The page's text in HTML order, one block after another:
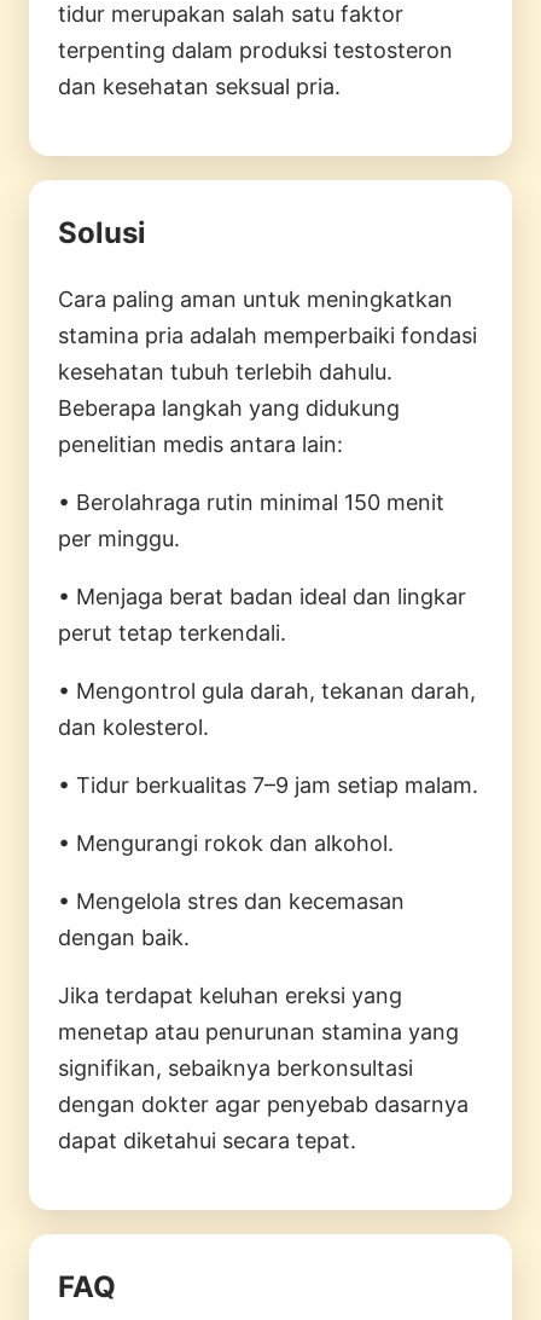
tidur merupakan salah satu faktor
terpenting dalam produksi testosteron
dan kesehatan seksual pria.
Solusi
Cara paling aman untuk meningkatkan
stamina pria adalah memperbaiki fondasi
kesehatan tubuh terlebih dahulu.
Beberapa langkah yang didukung
penelitian medis antara lain:
• Berolahraga rutin minimal 150 menit
per minggu.
• Menjaga berat badan ideal dan lingkar
perut tetap terkendali.
• Mengontrol gula darah, tekanan darah,
dan kolesterol.
• Tidur berkualitas 7–9 jam setiap malam.
• Mengurangi rokok dan alkohol.
• Mengelola stres dan kecemasan
dengan baik.
Jika terdapat keluhan ereksi yang
menetap atau penurunan stamina yang
signifikan, sebaiknya berkonsultasi
dengan dokter agar penyebab dasarnya
dapat diketahui secara tepat.
FAQ